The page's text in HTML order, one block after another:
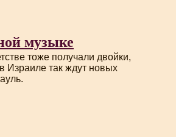
музыке
тоже получали двойки,
Израиле так ждут новых